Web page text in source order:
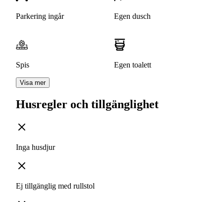
Parkering ingår Egen dusch
Spis Egen toalett
Visa mer
Husregler och tillgänglighet
Inga husdjur
Ej tillgänglig med rullstol